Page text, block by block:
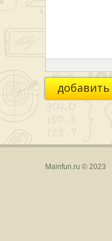
добавить
Mainfun.ru © 2023